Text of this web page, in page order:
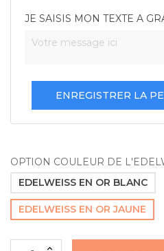
JE SAISIS MON TEXTE A
ENREGISTRER LA
OPTION COULEUR DE
EDELWEISS EN OR BLANC
EDELWEISS EN OR JAUNE